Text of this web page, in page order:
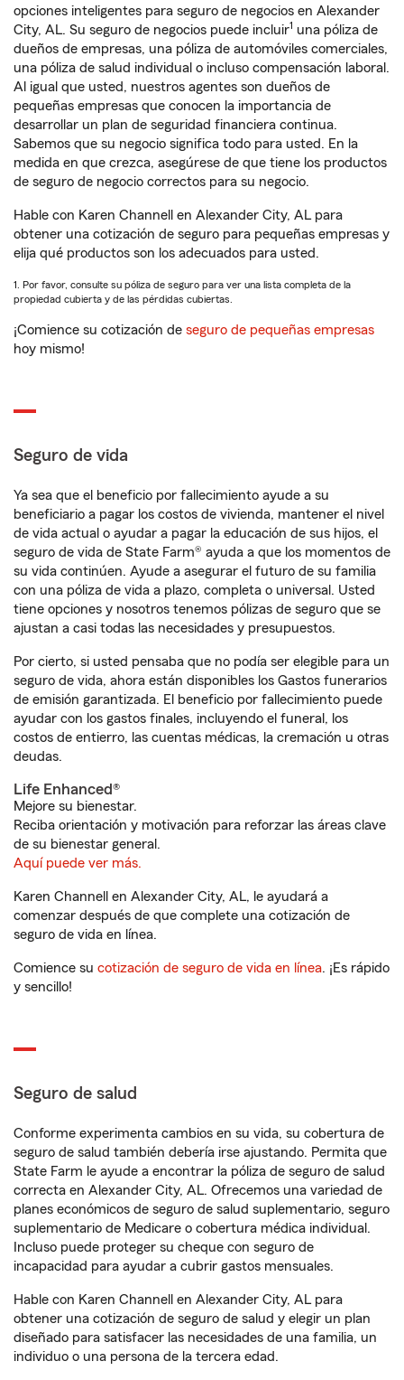
opciones inteligentes para seguro de negocios en Alexander
City, AL. Su seguro de negocios puede incluir1 una póliza de
dueños de empresas, una póliza de automóviles comerciales,
una póliza de salud individual o incluso compensación laboral.
Al igual que usted, nuestros agentes son dueños de
pequeñas empresas que conocen la importancia de
desarrollar un plan de seguridad financiera continua.
Sabemos que su negocio significa todo para usted. En la
medida en que crezca, asegúrese de que tiene los productos
de seguro de negocio correctos para su negocio.
Hable con Karen Channell en Alexander City, AL para
obtener una cotización de seguro para pequeñas empresas y
elija qué productos son los adecuados para usted.
1. Por favor, consulte su póliza de seguro para ver una lista completa de la
propiedad cubierta y de las pérdidas cubiertas.
¡Comience su cotización de seguro de pequeñas empresas
hoy mismo!
Seguro de vida
Ya sea que el beneficio por fallecimiento ayude a su
beneficiario a pagar los costos de vivienda, mantener el nivel
de vida actual o ayudar a pagar la educación de sus hijos, el
seguro de vida de State Farm® ayuda a que los momentos de
su vida continúen. Ayude a asegurar el futuro de su familia
con una póliza de vida a plazo, completa o universal. Usted
tiene opciones y nosotros tenemos pólizas de seguro que se
ajustan a casi todas las necesidades y presupuestos.
Por cierto, si usted pensaba que no podía ser elegible para un
seguro de vida, ahora están disponibles los Gastos funerarios
de emisión garantizada. El beneficio por fallecimiento puede
ayudar con los gastos finales, incluyendo el funeral, los
costos de entierro, las cuentas médicas, la cremación u otras
deudas.
Life Enhanced®
Mejore su bienestar.
Reciba orientación y motivación para reforzar las áreas clave
de su bienestar general.
Aquí puede ver más.
Karen Channell en Alexander City, AL, le ayudará a
comenzar después de que complete una cotización de
seguro de vida en línea.
Comience su cotización de seguro de vida en línea. ¡Es rápido
y sencillo!
Seguro de salud
Conforme experimenta cambios en su vida, su cobertura de
seguro de salud también debería irse ajustando. Permita que
State Farm le ayude a encontrar la póliza de seguro de salud
correcta en Alexander City, AL. Ofrecemos una variedad de
planes económicos de seguro de salud suplementario, seguro
suplementario de Medicare o cobertura médica individual.
Incluso puede proteger su cheque con seguro de
incapacidad para ayudar a cubrir gastos mensuales.
Hable con Karen Channell en Alexander City, AL para
obtener una cotización de seguro de salud y elegir un plan
diseñado para satisfacer las necesidades de una familia, un
individuo o una persona de la tercera edad.